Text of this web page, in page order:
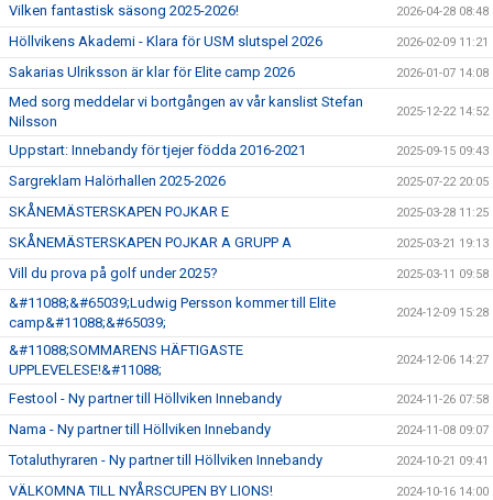
Vilken fantastisk säsong 2025-2026! 2026-04-28 08:48
Höllvikens Akademi - Klara för USM slutspel 2026 2026-02-09 11:21
Sakarias Ulriksson är klar för Elite camp 2026 2026-01-07 14:08
Med sorg meddelar vi bortgången av vår kanslist Stefan
Nilsson
2025-12-22 14:52
Uppstart: Innebandy för tjejer födda 2016-2021 2025-09-15 09:43
Sargreklam Halörhallen 2025-2026 2025-07-22 20:05
SKÅNEMÄSTERSKAPEN POJKAR E 2025-03-28 11:25
SKÅNEMÄSTERSKAPEN POJKAR A GRUPP A 2025-03-21 19:13
Vill du prova på golf under 2025? 2025-03-11 09:58
&#11088;&#65039;Ludwig Persson kommer till Elite
camp&#11088;&#65039;
2024-12-09 15:28
&#11088;SOMMARENS HÄFTIGASTE
UPPLEVELESE!&#11088;
2024-12-06 14:27
Festool - Ny partner till Höllviken Innebandy 2024-11-26 07:58
Nama - Ny partner till Höllviken Innebandy 2024-11-08 09:07
Totaluthyraren - Ny partner till Höllviken Innebandy 2024-10-21 09:41
VÄLKOMNA TILL NYÅRSCUPEN BY LIONS! 2024-10-16 14:00